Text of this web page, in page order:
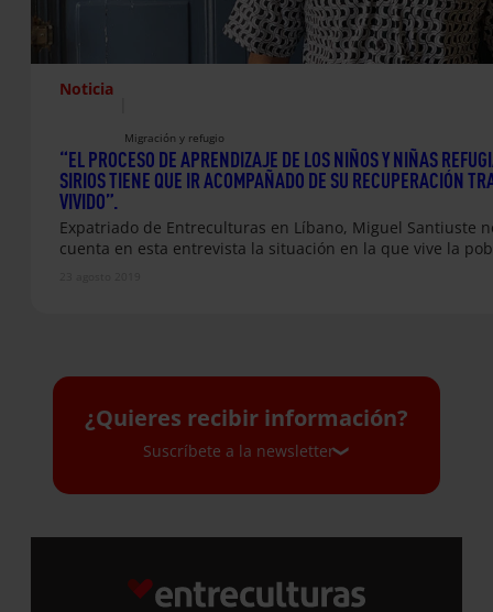
Noticia
Migración y refugio
“EL PROCESO DE APRENDIZAJE DE LOS NIÑOS Y NIÑAS
SIRIOS TIENE QUE IR ACOMPAÑADO DE SU RECUPERACIÓN
VIVIDO”.
Expatriado de Entreculturas en Líbano, Miguel Santiuste
cuenta en esta entrevista la situación en la que vive la
¿Quieres recibir información?
Suscríbete a la newsletter
Si quieres recibir nuestra newsletter